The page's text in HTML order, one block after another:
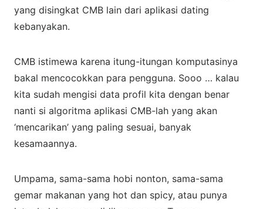
yang disingkat CMB lain dari aplikasi dating
kebanyakan.
CMB istimewa karena itung-itungan komputasinya
bakal mencocokkan para pengguna. Sooo … kalau
kita sudah mengisi data profil kita dengan benar
nanti si algoritma aplikasi CMB-lah yang akan
‘mencarikan’ yang paling sesuai, banyak
kesamaannya.
Umpama, sama-sama hobi nonton, sama-sama
gemar makanan yang hot dan spicy, atau punya